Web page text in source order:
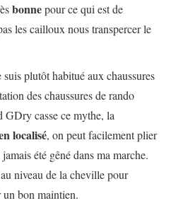
bonnepour ce qui est de
les cailloux nous transpercer le
plutôt habitué aux chaussures
des chaussures de rando
casse ce mythe, la
localisé, on peut facilement plier
été gêné dans ma marche.
niveau de la cheville pour
un bon maintien.